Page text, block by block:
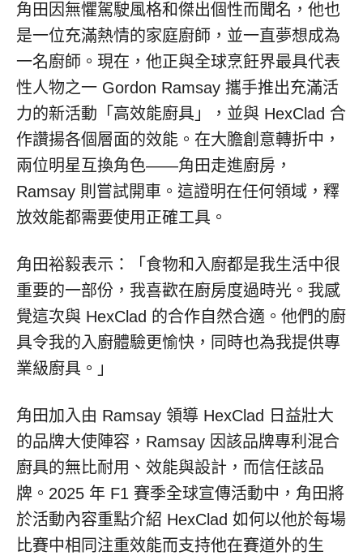
角田因無懼駕駛風格和傑出個性而聞名，他也
是一位充滿熱情的家庭廚師，並一直夢想成為
一名廚師。現在，他正與全球烹飪界最具代表
性人物之一 Gordon Ramsay 攜手推出充滿活
力的新活動「高效能廚具」，並與 HexClad 合
作讚揚各個層面的效能。在大膽創意轉折中，
兩位明星互換角色——角田走進廚房，
Ramsay 則嘗試開車。這證明在任何領域，釋
放效能都需要使用正確工具。
角田裕毅表示：「食物和入廚都是我生活中很
重要的一部份，我喜歡在廚房度過時光。我感
覺這次與 HexClad 的合作自然合適。他們的廚
具令我的入廚體驗更愉快，同時也為我提供專
業級廚具。」
角田加入由 Ramsay 領導 HexClad 日益壯大
的品牌大使陣容，Ramsay 因該品牌專利混合
廚具的無比耐用、效能與設計，而信任該品
牌。2025 年 F1 賽季全球宣傳活動中，角田將
於活動內容重點介紹 HexClad 如何以他於每場
比賽中相同注重效能而支持他在賽道外的生